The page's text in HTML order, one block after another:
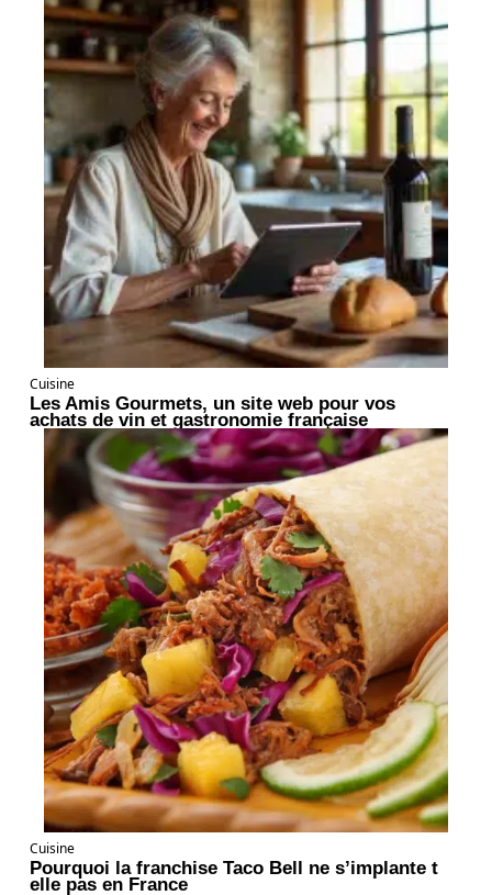
Cuisine
Les Amis Gourmets, un site web pour vos
achats de vin et gastronomie française
Cuisine
Pourquoi la franchise Taco Bell ne s’implante t
elle pas en France